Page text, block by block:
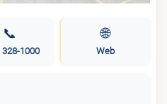
📞
328-1000
🌐
Web